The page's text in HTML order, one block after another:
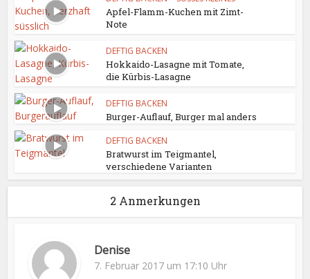
Apfel-Flamm-Kuchen mit Zimt-
Note
DEFTIG BACKEN
Hokkaido-Lasagne mit Tomate,
die Kürbis-Lasagne
DEFTIG BACKEN
Burger-Auflauf, Burger mal anders
DEFTIG BACKEN
Bratwurst im Teigmantel,
verschiedene Varianten
2 Anmerkungen
Denise
7. Februar 2017 um 17:10 Uhr